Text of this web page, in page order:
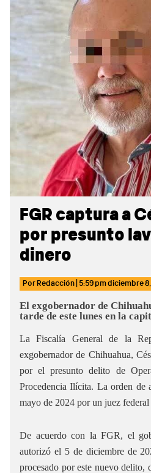
FGR captura a
por presunto
dinero
Por Redacción 5:59 pmdiciembre
El exgobernador de
tarde de este lunes en la
La Fiscalía General de la
exgobernador de Chihuahua,
por el presunto delito de
Procedencia Ilícita. La orden de
mayo de 2024 por un juez
De acuerdo con la FGR, el
autorizó el 5 de diciembre de
procesado por este nuevo delito,
Sidebar